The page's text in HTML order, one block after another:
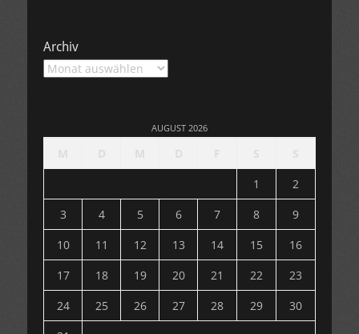
Archiv
Archiv
AUGUST 2026
1
2
3
4 5 6 7 8
9
10
11 12 13 14 15
16
17
18 19 20 21 22
23
24
25 26 27 28 29
30